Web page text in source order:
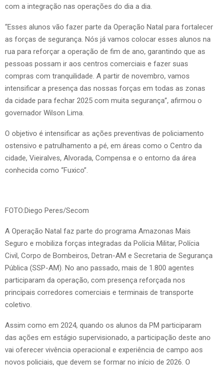
com a integração nas operações do dia a dia.
“Esses alunos vão fazer parte da Operação Natal para fortalecer
as forças de segurança. Nós já vamos colocar esses alunos na
rua para reforçar a operação de fim de ano, garantindo que as
pessoas possam ir aos centros comerciais e fazer suas
compras com tranquilidade. A partir de novembro, vamos
intensificar a presença das nossas forças em todas as zonas
da cidade para fechar 2025 com muita segurança”, afirmou o
governador Wilson Lima.
O objetivo é intensificar as ações preventivas de policiamento
ostensivo e patrulhamento a pé, em áreas como o Centro da
cidade, Vieiralves, Alvorada, Compensa e o entorno da área
conhecida como “Fuxico”.
FOTO:Diego Peres/Secom
A Operação Natal faz parte do programa Amazonas Mais
Seguro e mobiliza forças integradas da Polícia Militar, Polícia
Civil, Corpo de Bombeiros, Detran-AM e Secretaria de Segurança
Pública (SSP-AM). No ano passado, mais de 1.800 agentes
participaram da operação, com presença reforçada nos
principais corredores comerciais e terminais de transporte
coletivo.
Assim como em 2024, quando os alunos da PM participaram
das ações em estágio supervisionado, a participação deste ano
vai oferecer vivência operacional e experiência de campo aos
novos policiais, que devem se formar no início de 2026. O